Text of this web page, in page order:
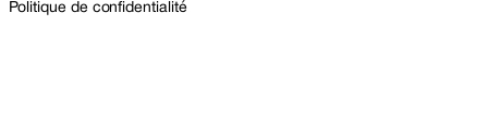
Politique de confidentialité